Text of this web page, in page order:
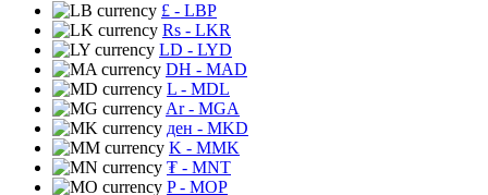
£ - LBP
Rs - LKR
LD - LYD
DH - MAD
L - MDL
Ar- MGA
ден - MKD
K - MMK
₮ - MNT
P- MOP